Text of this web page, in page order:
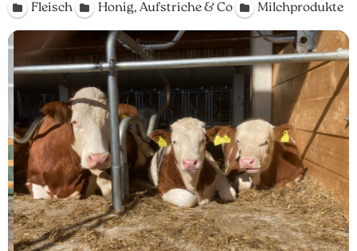
Fleisch Honig, Aufstriche & Co Milchprodukte